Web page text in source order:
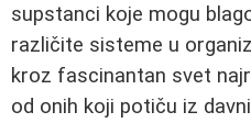
supstanci koje mogu
različite sisteme u
kroz fascinantan svet
od onih koji potiču iz